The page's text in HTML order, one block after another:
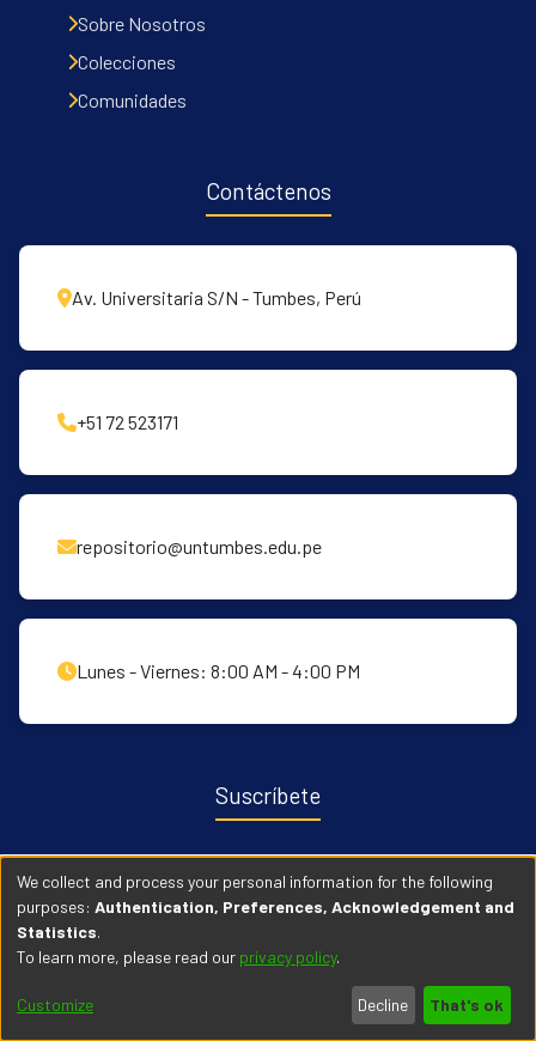
Sobre Nosotros
Colecciones
Comunidades
Contáctenos
Av. Universitaria S/N - Tumbes, Perú
+51 72 523171
repositorio@untumbes.edu.pe
Lunes - Viernes: 8:00 AM - 4:00 PM
Suscríbete
Recibe notificaciones sobre nuevas publicaciones y eventos
relacionados con el repositorio. ingresa Aqui →
We collect and process your personal information for the following
purposes: Authentication, Preferences, Acknowledgement and
Statistics.
To learn more, please read our privacy policy.
Customize Decline That's ok